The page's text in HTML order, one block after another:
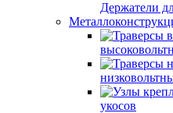
Держатели
укосов